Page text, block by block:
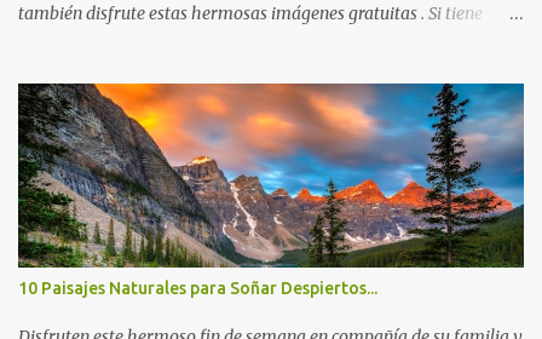
también disfrute estas hermosas imágenes gratuitas . Si tiene
de nuestra web, es; www.bancodeimagenesgratis.com Reciban mi
agradecimiento a través de la distancia. -José Luis
10 Paisajes Naturales para Soñar Despiertos...